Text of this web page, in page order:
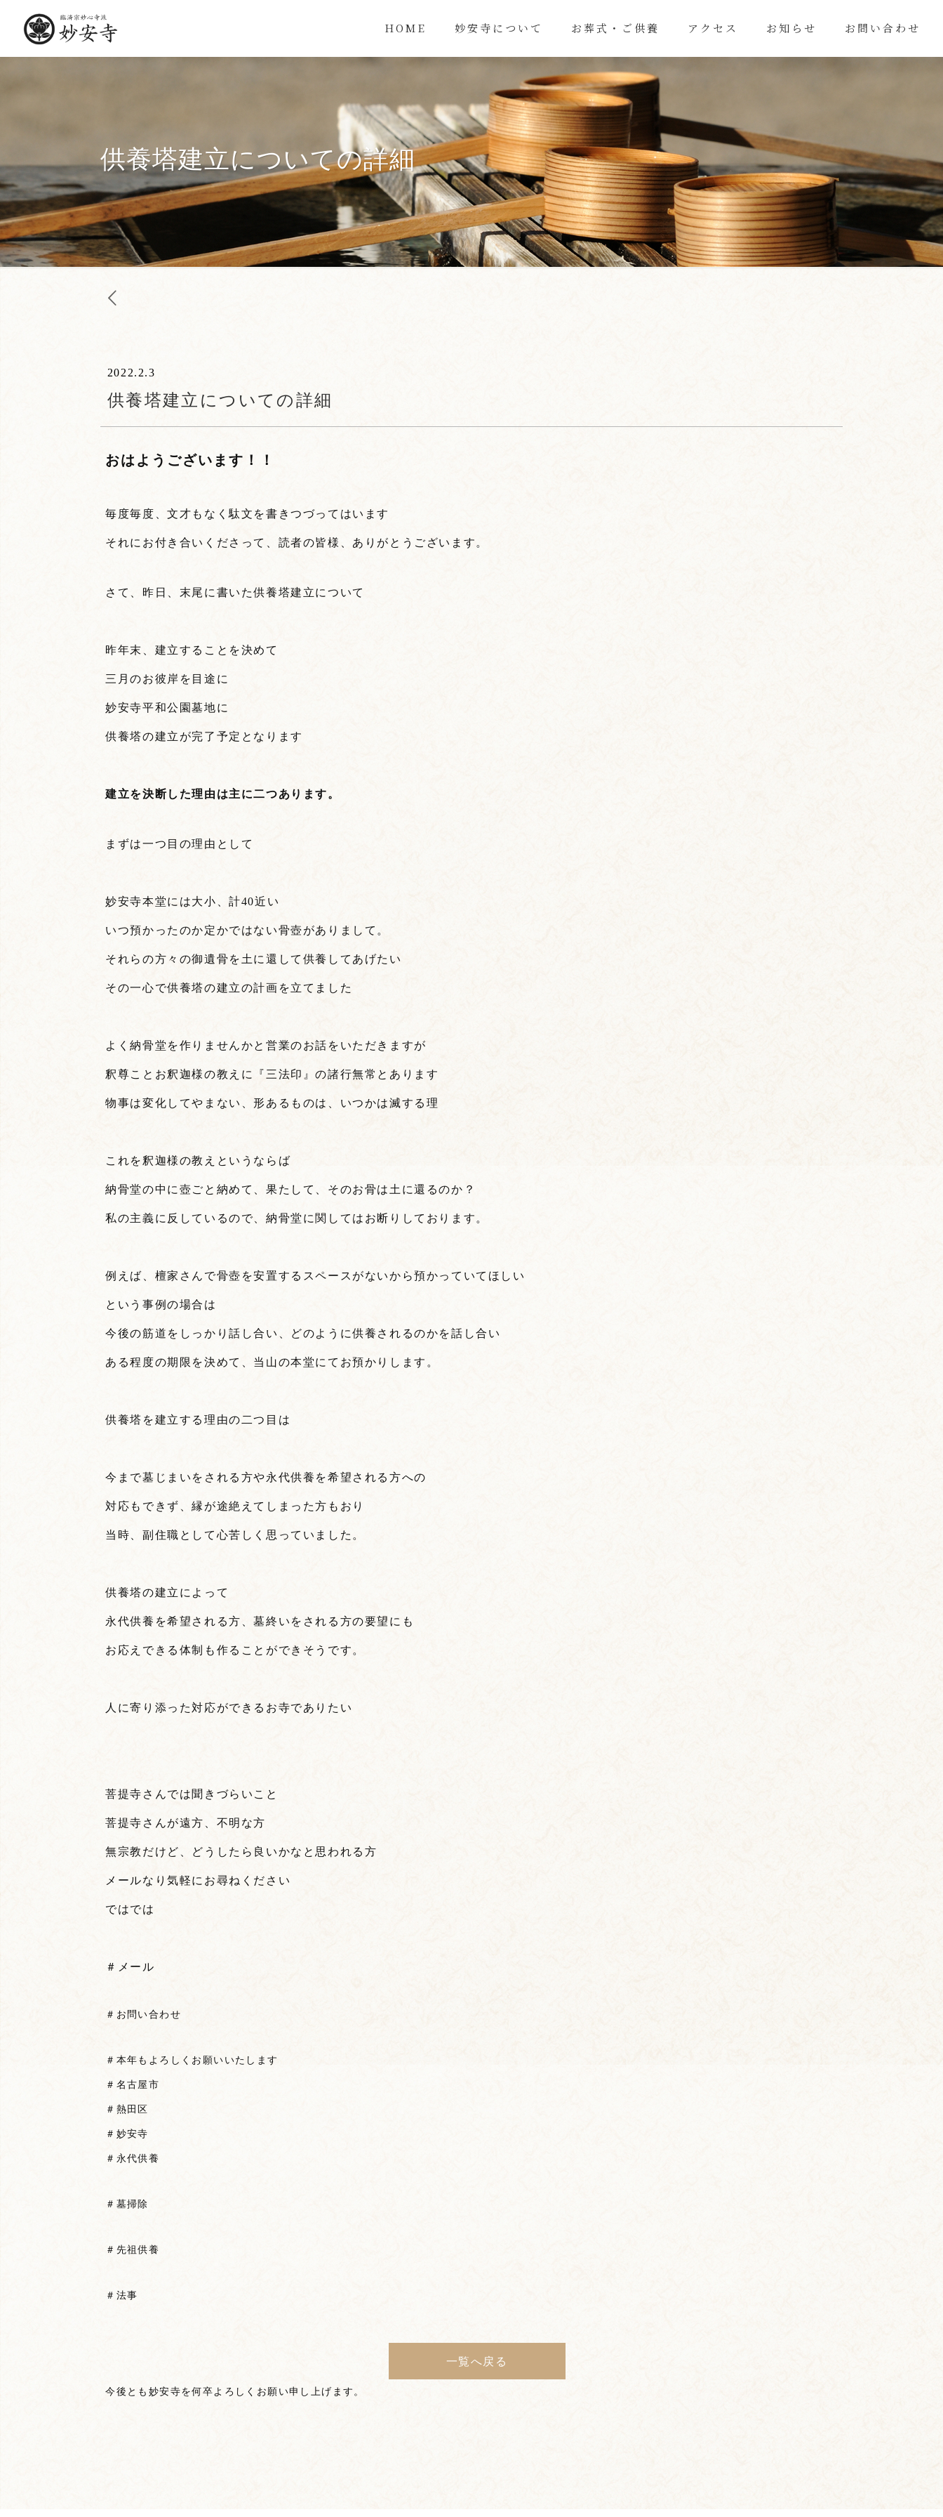
HOME 妙安寺について お葬式・ご供養 アクセス お知らせ お問い合わせ
供養塔建立についての詳細
供養塔建立についての詳細
2022.2.3
おはようございます！！
毎度毎度、文才もなく駄文を書きつづってはいます
それにお付き合いくださって、読者の皆様、ありがとうございます。
さて、昨日、末尾に書いた供養塔建立について
昨年末、建立することを決めて
三月のお彼岸を目途に
妙安寺平和公園墓地に
供養塔の建立が完了予定となります
建立を決断した理由は主に二つあります。
まずは一つ目の理由として
妙安寺本堂には大小、計40近い
いつ預かったのか定かではない骨壺がありまして。
それらの方々の御遺骨を土に還して供養してあげたい
その一心で供養塔の建立の計画を立てました
よく納骨堂を作りませんかと営業のお話をいただきますが
釈尊ことお釈迦様の教えに『三法印』の諸行無常とあります
物事は変化してやまない、形あるものは、いつかは滅する理
これを釈迦様の教えというならば
納骨堂の中に壺ごと納めて、果たして、そのお骨は土に還るのか？
私の主義に反しているので、納骨堂に関してはお断りしております。
例えば、檀家さんで骨壺を安置するスペースがないから預かっていてほしい
という事例の場合は
今後の筋道をしっかり話し合い、どのように供養されるのかを話し合い
ある程度の期限を決めて、当山の本堂にてお預かりします。
供養塔を建立する理由の二つ目は
今まで墓じまいをされる方や永代供養を希望される方への
対応もできず、縁が途絶えてしまった方もおり
当時、副住職として心苦しく思っていました。
供養塔の建立によって
永代供養を希望される方、墓終いをされる方の要望にも
お応えできる体制も作ることができそうです。
人に寄り添った対応ができるお寺でありたい
菩提寺さんでは聞きづらいこと
菩提寺さんが遠方、不明な方
無宗教だけど、どうしたら良いかなと思われる方
メールなり気軽にお尋ねください
ではでは
＃メール
＃お問い合わせ
＃本年もよろしくお願いいたします
＃名古屋市
＃熱田区
＃妙安寺
＃永代供養
＃墓掃除
＃先祖供養
＃法事
一覧へ戻る
今後とも妙安寺を何卒よろしくお願い申し上げます。